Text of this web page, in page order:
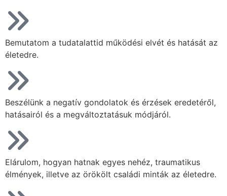
Bemutatom a tudatalattid működési elvét és hatását az
életedre.
Beszélünk a negatív gondolatok és érzések eredetéről,
hatásairól és a megváltoztatásuk módjáról.
Elárulom, hogyan hatnak egyes nehéz, traumatikus
élmények, illetve az örökölt családi minták az életedre.